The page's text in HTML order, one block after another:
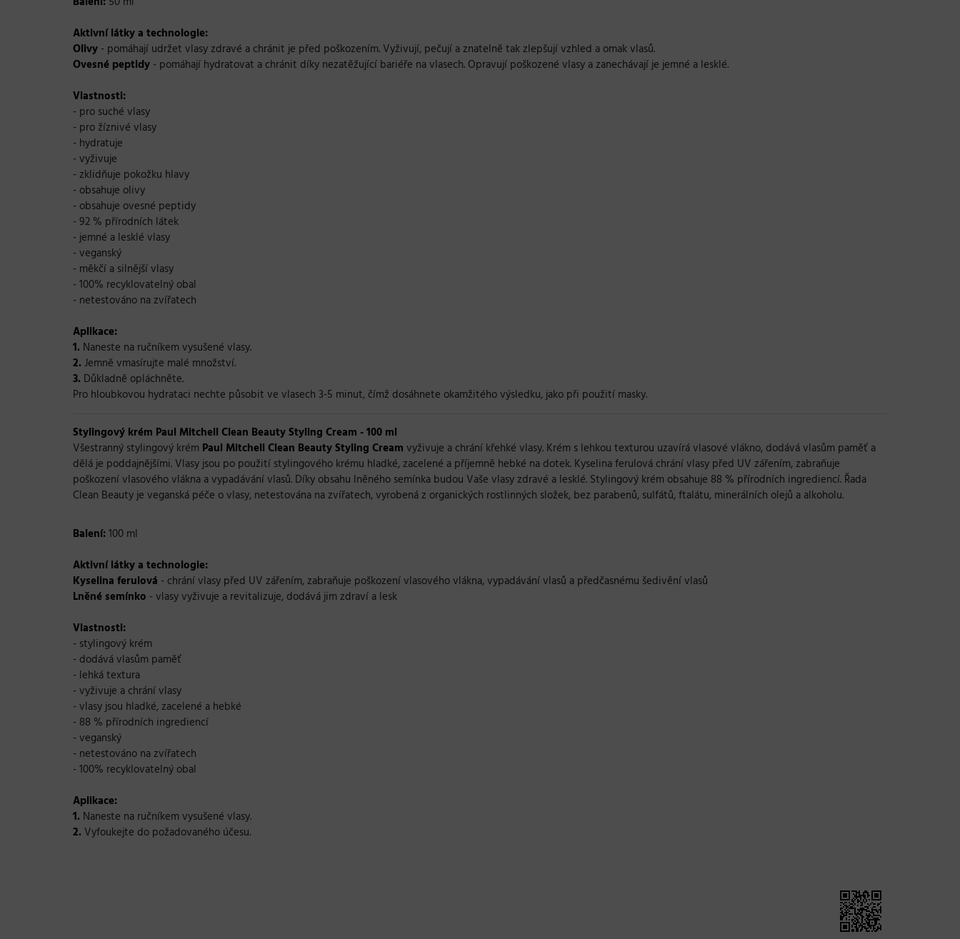
Aktivní látky a technologie:
Olivy - pomáhají udržet vlasy zdravé a chránit je před poškozením. Vyživují, pečují a znatelně tak zlepšují vzhled a omak vlasů.
Ovesné peptidy - pomáhají hydratovat a chránit díky nezatěžující bariéře na vlasech. Opravují poškozené vlasy a zanechávají je jemné a lesklé.
Vlastnosti:
- pro suché vlasy
- pro žíznivé vlasy
- hydratuje
- vyživuje
- zklidňuje pokožku hlavy
- obsahuje olivy
- obsahuje ovesné peptidy
- 92 % přírodních látek
- jemné a lesklé vlasy
- veganský
- měkčí a silnější vlasy
- 100% recyklovatelný obal
- netestováno na zvířatech
Aplikace:
1. Naneste na ručníkem vysušené vlasy.
2. Jemně vmasírujte malé množství.
3. Důkladně opláchněte.
Pro hloubkovou hydrataci nechte působit ve vlasech 3-5 minut, čímž dosáhnete okamžitého výsledku, jako při použití masky.
Stylingový krém Paul Mitchell Clean Beauty Styling Cream - 100 ml
Všestranný stylingový krém Paul Mitchell Clean Beauty Styling Cream vyživuje a chrání křehké vlasy. Krém s lehkou texturou uzavírá vlasové vlákno, dodává vlasům paměť a
dělá je poddajnějšími. Vlasy jsou po použití stylingového krému hladké, zacelené a příjemně hebké na dotek. Kyselina ferulová chrání vlasy před UV zářením, zabraňuje
poškození vlasového vlákna a vypadávání vlasů. Díky obsahu lněného semínka budou Vaše vlasy zdravé a lesklé. Stylingový krém obsahuje 88 % přírodních ingrediencí. Řada
Clean Beauty je veganská péče o vlasy, netestována na zvířatech, vyrobená z organických rostlinných složek, bez parabenů, sulfátů, ftalátu, minerálních olejů a alkoholu.
Balení:100 ml
Aktivní látky a technologie:
Kyselina ferulová - chrání vlasy před UV zářením, zabraňuje poškození vlasového vlákna, vypadávání vlasů a předčasnému šedivění vlasů
Lněné semínko - vlasy vyživuje a revitalizuje, dodává jim zdraví a lesk
Vlastnosti:
- stylingový krém
- dodává vlasům paměť
- lehká textura
- vyživuje a chrání vlasy
- vlasy jsou hladké, zacelené a hebké
- 88 % přírodních ingrediencí
- veganský
- netestováno na zvířatech
- 100% recyklovatelný obal
Aplikace:
1. Naneste na ručníkem vysušené vlasy.
2. Vyfoukejte do požadovaného účesu.